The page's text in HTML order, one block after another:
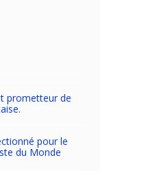
prometteur de
pour le
du Monde